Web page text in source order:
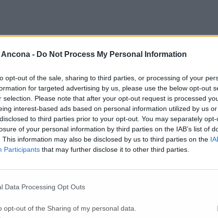
- Do Not Process My Personal Information
opt-out of the sale, sharing to third parties, or processing of your
for targeted advertising by us, please use the below opt-out
selection. Please note that after your opt-out request is processed
interest-based ads based on personal information utilized by us
to third parties prior to your opt-out. You may separately
of your personal information by third parties on the IAB’s list of
This information may also be disclosed by us to third parties on the
Participants that may further disclose it to other third parties.
Data Processing Opt Outs
opt-out of the Sharing of my personal data.
Per poter lasciare o votare un commento devi essere registrato.
Effettua l'accessooppureregistrati